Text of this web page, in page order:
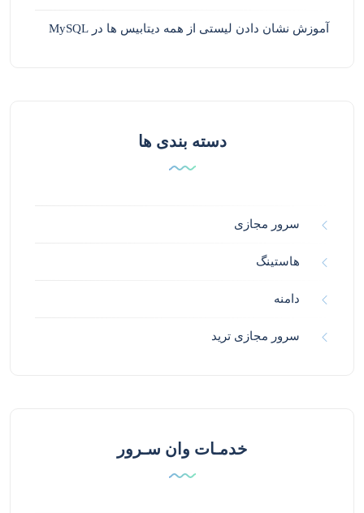
آموزش نشان دادن لیستی از همه دیتابیس ها در MySQL
دسته بندی ها
سرور مجازی
هاستینگ
دامنه
سرور مجازی ترید
خدمـات وان سـرور